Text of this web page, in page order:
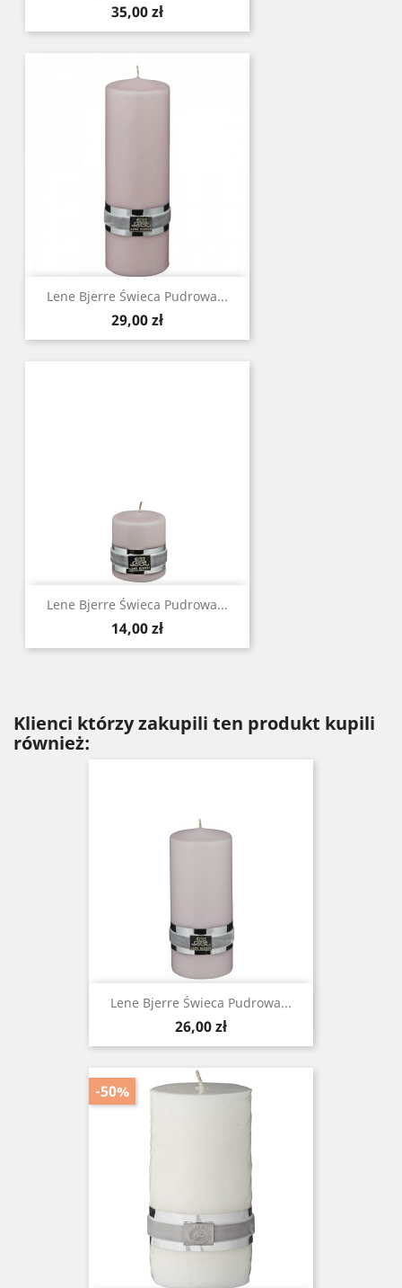
Cena
35,00 zł
Lene Bjerre Świeca Pudrowa ...
Cena
29,00 zł
Lene Bjerre Świeca Pudrowa ...
Cena
14,00 zł
Klienci którzy zakupili ten produkt kupili
również:
Lene Bjerre Świeca Pudrowa...
Cena
26,00 zł
-50%